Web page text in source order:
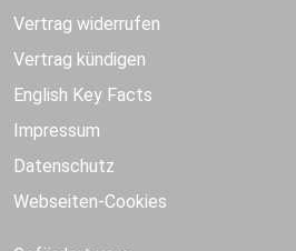
Vertrag widerrufen
Vertrag kündigen
English Key Facts
Impressum
Datenschutz
Webseiten-Cookies